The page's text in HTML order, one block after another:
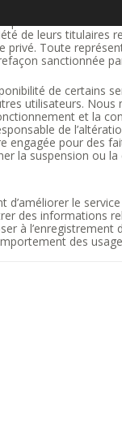
d’auteur et la
de
de leurs
Toute
sanctionnée
de
utilisateurs.
et la
de
pour des
la suspension ou la
le
des
à
des